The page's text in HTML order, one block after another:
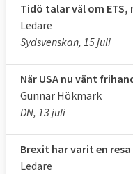
Tidö talar väl om ETS,
Ledare
Sydsvenskan, 15 juli
När USA nu vänt
Gunnar Hökmark
DN, 13 juli
Brexit har varit en
Ledare